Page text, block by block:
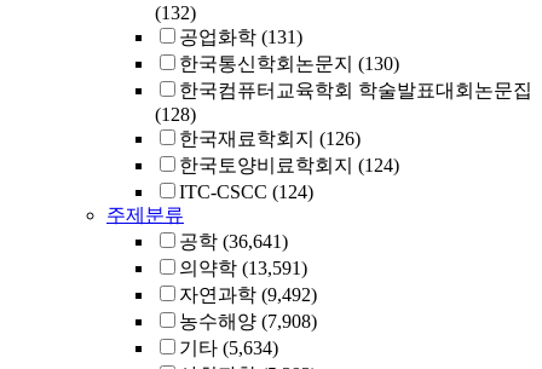
(132)
공업화학 (131)
한국통신학회논문지 (130)
한국컴퓨터교육학회 학술발표대회논문집
(128)
한국재료학회지 (126)
한국토양비료학회지 (124)
ITC-CSCC (124)
주제분류
공학 (36,641)
의약학 (13,591)
자연과학 (9,492)
농수해양 (7,908)
기타 (5,634)